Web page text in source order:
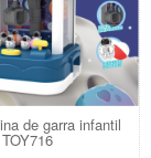
de garra infantil
TOY716